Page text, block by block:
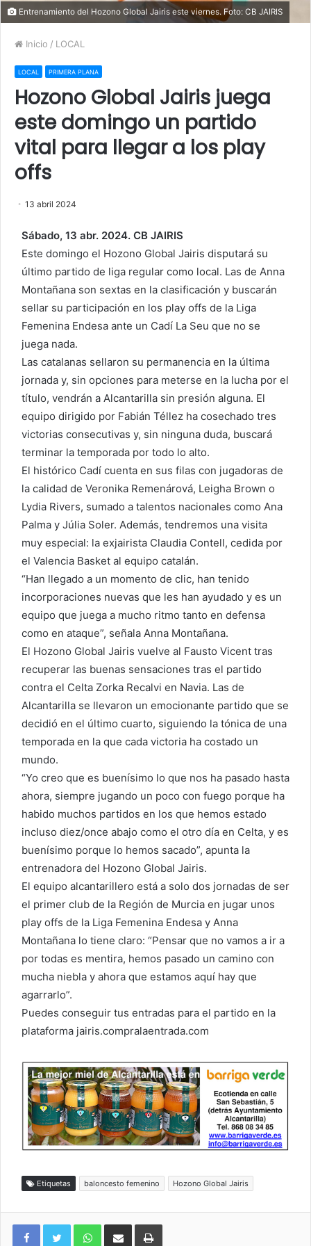
Entrenamiento del Hozono Global Jairis este viernes. Foto: CB JAIRIS
Inicio / LOCAL
LOCAL PRIMERA PLANA
Hozono Global Jairis juega
este domingo un partido
vital para llegar a los play
offs
13 abril 2024
Sábado, 13 abr. 2024. CB JAIRIS
Este domingo el Hozono Global Jairis disputará su
último partido de liga regular como local. Las de Anna
Montañana son sextas en la clasificación y buscarán
sellar su participación en los play offs de la Liga
Femenina Endesa ante un Cadí La Seu que no se
juega nada.
Las catalanas sellaron su permanencia en la última
jornada y, sin opciones para meterse en la lucha por el
título, vendrán a Alcantarilla sin presión alguna. El
equipo dirigido por Fabián Téllez ha cosechado tres
victorias consecutivas y, sin ninguna duda, buscará
terminar la temporada por todo lo alto.
El histórico Cadí cuenta en sus filas con jugadoras de
la calidad de Veronika Remenárová, Leigha Brown o
Lydia Rivers, sumado a talentos nacionales como Ana
Palma y Júlia Soler. Además, tendremos una visita
muy especial: la exjairista Claudia Contell, cedida por
el Valencia Basket al equipo catalán.
“Han llegado a un momento de clic, han tenido
incorporaciones nuevas que les han ayudado y es un
equipo que juega a mucho ritmo tanto en defensa
como en ataque”, señala Anna Montañana.
El Hozono Global Jairis vuelve al Fausto Vicent tras
recuperar las buenas sensaciones tras el partido
contra el Celta Zorka Recalvi en Navia. Las de
Alcantarilla se llevaron un emocionante partido que se
decidió en el último cuarto, siguiendo la tónica de una
temporada en la que cada victoria ha costado un
mundo.
“Yo creo que es buenísimo lo que nos ha pasado hasta
ahora, siempre jugando un poco con fuego porque ha
habido muchos partidos en los que hemos estado
incluso diez/once abajo como el otro día en Celta, y es
buenísimo porque lo hemos sacado”, apunta la
entrenadora del Hozono Global Jairis.
El equipo alcantarillero está a solo dos jornadas de ser
el primer club de la Región de Murcia en jugar unos
play offs de la Liga Femenina Endesa y Anna
Montañana lo tiene claro: “Pensar que no vamos a ir a
por todas es mentira, hemos pasado un camino con
mucha niebla y ahora que estamos aquí hay que
agarrarlo”.
Puedes conseguir tus entradas para el partido en la
plataforma jairis.compralaentrada.com
Etiquetas baloncesto femenino Hozono Global Jairis
WhatsAppCompartir por correo electrónicoImprimir